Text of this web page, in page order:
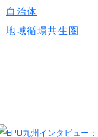
自治体
地域循環共生圏